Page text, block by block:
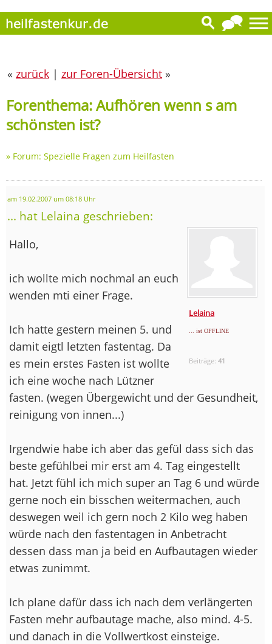
« zurück | zur Foren-Übersicht »
Forenthema: Aufhören wenn s am
schönsten ist?
» Forum: Spezielle Fragen zum Heilfasten
am 19.02.2007 um 08:18 Uhr
... hat Lelaina geschrieben:
Lelaina
... ist OFFLINE
Beiträge:41
Hallo,
ich wollte mich nochmal an euch
wenden mti einer Frage.
Ich hatte gestern meinen 5. und
damit eigtl letzten fastentag. Da
es mein erstes Fasten ist wollte
ich eine woche nach Lützner
fasten. (wegen Übergewicht und der Gesundheit,
reinigung von innen...)
Irgendwie habe ich aber das gefül dass sich das
beste gefühlbei mir erst am 4. Tag eingestellt
hat. Jetzt fühl ich mich super an Tag 6 und würde
gerne noch ein bisschen weitermachen, auch
deswegen weil ich gern noch 2 Kilo weg haben
würde nach den fastentagen in Anbetracht
dessen dass man ja beid en Aufbautagen wieder
etwas zunimmt.
Ich plane dafür dass ich nach dem verlängerten
Fasten mehr aufbautage mache, also mind. 4-5.
und danach in die Vollwertkost einsteige.